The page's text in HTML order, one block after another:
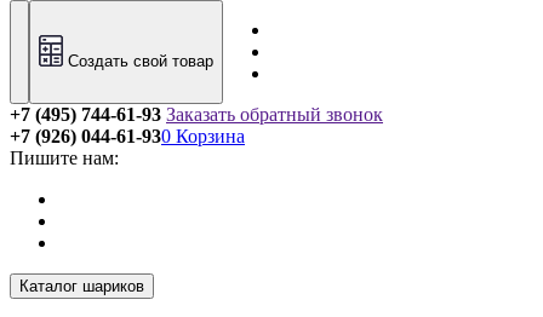
Создать свой товар
+7 (495) 744-61-93 Заказать обратный звонок
+7 (926) 044-61-93
Пишите нам:
0 Корзина
Каталог шариков